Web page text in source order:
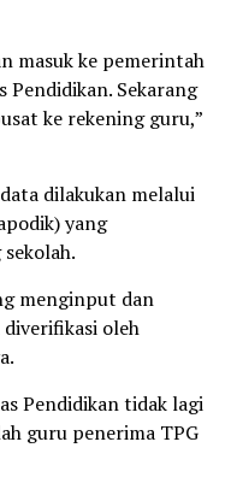
masuk ke pemerintah
Sekarang
ke rekening guru,”
dilakukan melalui
yang
menginput dan
oleh
Pendidikan tidak lagi
guru penerima TPG